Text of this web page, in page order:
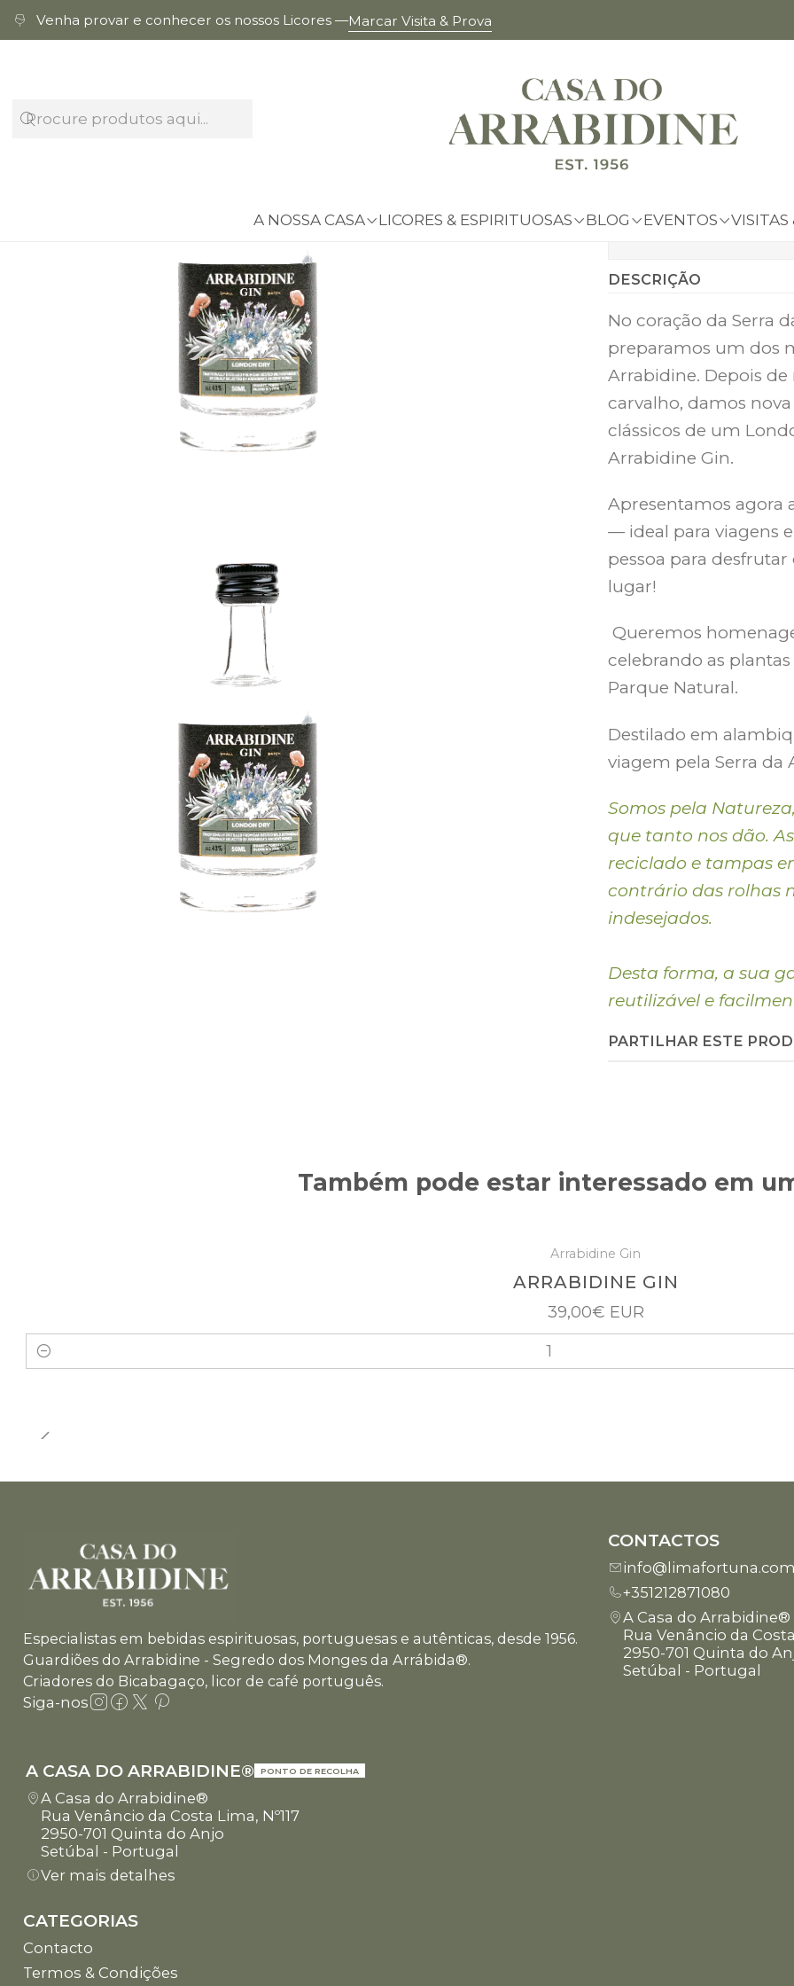
A NOSSA CASA LICORES & ESPIRITUOSAS BLOG EVENTOS VISITAS
Venha provar e conhecer os nossos Licores —Marcar Visita & Prova
|
Quantidade
DESCRIÇÃO
No coração da Serra
preparamos um dos
Arrabidine. Depois
carvalho, damos
clássicos de um
Arrabidine Gin.
Apresentamos agora
— ideal para viagens
pessoa para
lugar!
Queremos
celebrando as
Parque Natural.
Destilado em
viagem pela Serra da
Somos pela
que tanto nos dão.
reciclado e tampas
contrário das rolhas
indesejados.
Desta forma, a sua
reutilizável e
PARTILHAR ESTE
Também pode estar interessado em
Arrabidine Gin
ARRABIDINE GIN
39,00€ EUR
Quantidade
Especialistas em bebidas espirituosas, portuguesas e autênticas, desde 1956.
Guardiões do Arrabidine - Segredo dos Monges da Arrábida®.
Criadores do Bicabagaço, licor de café português.
Siga-nos
CONTACTOS
+351212871080
A Casa do Arrabidine®
Rua Venâncio da Costa
2950-701 Quinta do
Setúbal - Portugal
A CASA DO ARRABIDINE® PONTO DE RECOLHA
A Casa do Arrabidine®
Rua Venâncio da Costa Lima, Nº117
2950-701 Quinta do Anjo
Setúbal - Portugal
Ver mais detalhes
CATEGORIAS
Contacto
Termos & Condições